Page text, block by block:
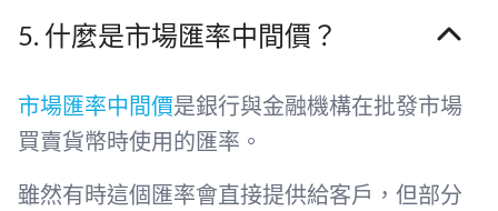
5. 什麼是市場匯率中間價？
市場匯率中間價是銀行與金融機構在批發市場
買賣貨幣時使用的匯率。
雖然有時這個匯率會直接提供給客戶，但部分